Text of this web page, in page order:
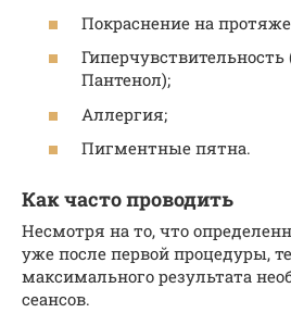
Покраснение на
Гиперчувствительность
Пантенол);
Аллергия;
Пигментные пятна.
Как часто проводить
Несмотря на то, что
уже после первой процедуры,
максимального результата
сеансов.